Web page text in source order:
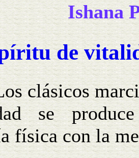
Ishana
de
se
física con la